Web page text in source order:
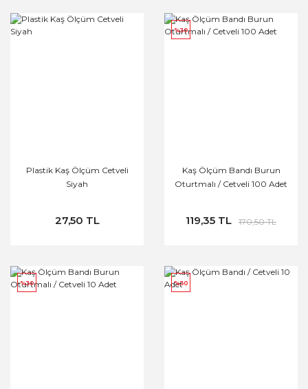
Plastik Kaş Ölçüm Cetveli
Siyah
27,50 TL
%30
Kaş Ölçüm Bandı Burun
Oturtmalı / Cetveli 100 Adet
119,35 TL 170,50 TL
%30 %30